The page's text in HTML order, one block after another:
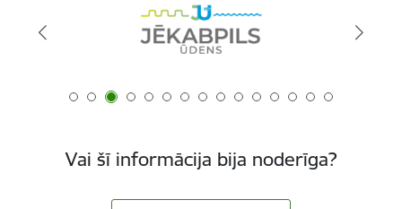
Vai šī informācija bija noderīga?